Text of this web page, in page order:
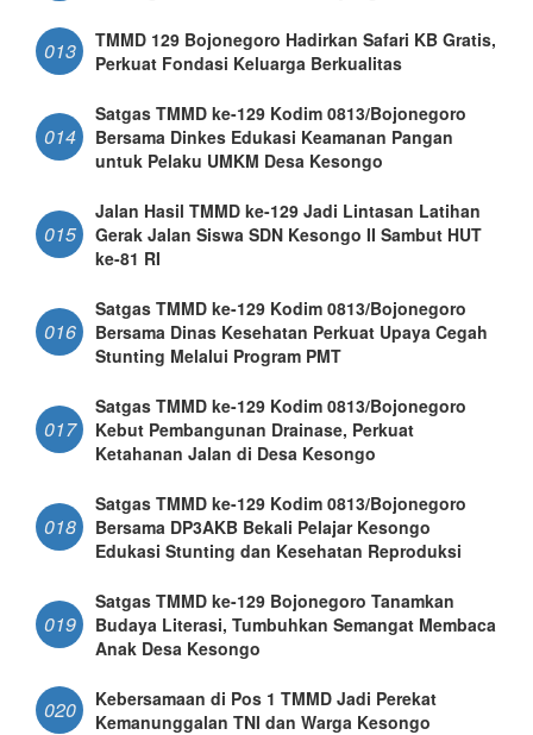
013
TMMD 129 Bojonegoro Hadirkan Safari KB Gratis,
Perkuat Fondasi Keluarga Berkualitas
014
Satgas TMMD ke-129 Kodim 0813/Bojonegoro
Bersama Dinkes Edukasi Keamanan Pangan
untuk Pelaku UMKM Desa Kesongo
015
Jalan Hasil TMMD ke-129 Jadi Lintasan Latihan
Gerak Jalan Siswa SDN Kesongo II Sambut HUT
ke-81 RI
016
Satgas TMMD ke-129 Kodim 0813/Bojonegoro
Bersama Dinas Kesehatan Perkuat Upaya Cegah
Stunting Melalui Program PMT
017
Satgas TMMD ke-129 Kodim 0813/Bojonegoro
Kebut Pembangunan Drainase, Perkuat
Ketahanan Jalan di Desa Kesongo
018
Satgas TMMD ke-129 Kodim 0813/Bojonegoro
Bersama DP3AKB Bekali Pelajar Kesongo
Edukasi Stunting dan Kesehatan Reproduksi
019
Satgas TMMD ke-129 Bojonegoro Tanamkan
Budaya Literasi, Tumbuhkan Semangat Membaca
Anak Desa Kesongo
020
Kebersamaan di Pos 1 TMMD Jadi Perekat
Kemanunggalan TNI dan Warga Kesongo